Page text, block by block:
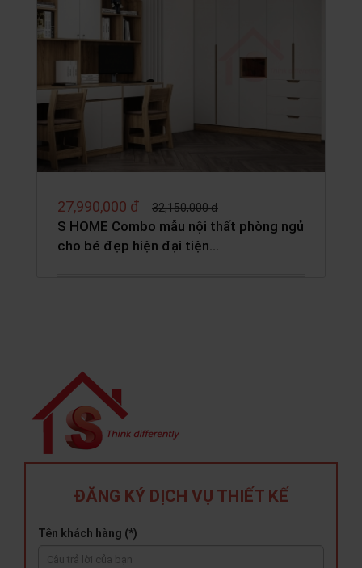
27,990,000 đ 32,150,000 đ
S HOME Combo mẫu nội thất phòng ngủ
cho bé đẹp hiện đại tiện…
ĐĂNG KÝ DỊCH VỤ THIẾT KẾ
Tên khách hàng (*)